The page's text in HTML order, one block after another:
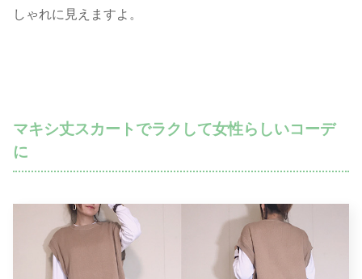
しゃれに見えますよ。
マキシ丈スカートでラクして女性らしいコーデ
に